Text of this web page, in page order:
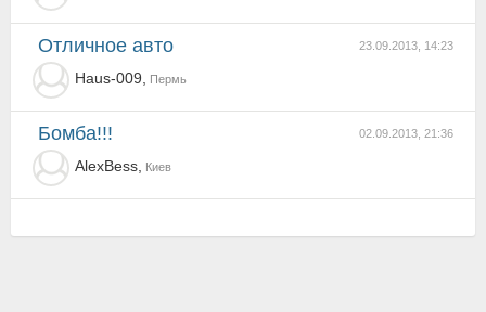
23.09.2013, 14:23
отличное авто
Haus-009, Пермь
02.09.2013, 21:36
Бомба!!!
AlexBess, Киев